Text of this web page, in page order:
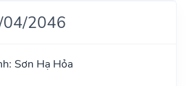
04/2046
Sơn Hạ Hỏa